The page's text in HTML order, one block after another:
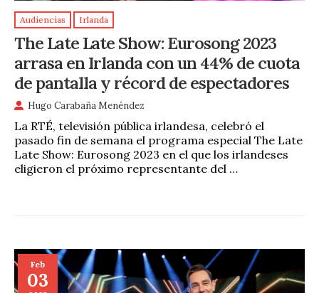
Audiencias Irlanda
The Late Late Show: Eurosong 2023
arrasa en Irlanda con un 44% de cuota
de pantalla y récord de espectadores
Hugo Carabaña Menéndez
La RTÉ, televisión pública irlandesa, celebró el
pasado fin de semana el programa especial The Late
Late Show: Eurosong 2023 en el que los irlandeses
eligieron el próximo representante del …
Feb
03